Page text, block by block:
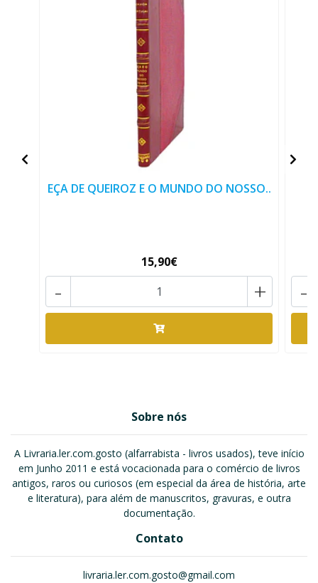
EÇA DE QUEIROZ E O MUNDO DO NOSSO..
15,90€
+
- -
Sobre nós
A Livraria.ler.com.gosto (alfarrabista - livros usados), teve início
em Junho 2011 e está vocacionada para o comércio de livros
antigos, raros ou curiosos (em especial da área de história, arte
e literatura), para além de manuscritos, gravuras, e outra
documentação.
Contato
livraria.ler.com.gosto@gmail.com